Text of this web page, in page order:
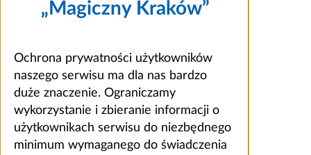
„Magiczny Kraków”
Ochrona prywatności użytkowników
naszego serwisu ma dla nas bardzo
duże znaczenie. Ograniczamy
wykorzystanie i zbieranie informacji o
użytkownikach serwisu do niezbędnego
minimum wymaganego do świadczenia